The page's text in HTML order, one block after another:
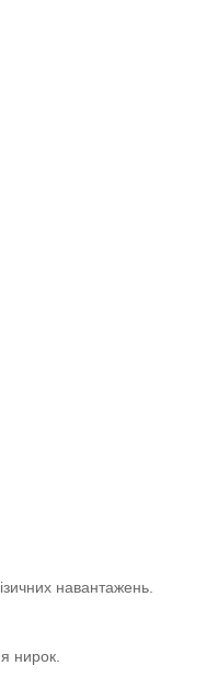
навантажень.
нирок.